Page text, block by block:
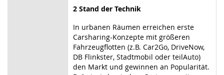
2 Stand der Technik
In urbanen Räumen erreichen erste
Carsharing-Konzepte mit größeren
Fahrzeugflotten (z.B. Car2Go, DriveNow,
DB Flinkster, Stadtmobil oder teilAuto)
den Markt und gewinnen an Popularität.